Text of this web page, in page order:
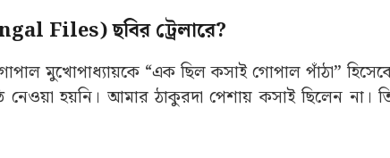
Files) ছবির ট্রেলারে?
মুখোপাধ্যায়কে “এক ছিল কসাই গোপাল পাঁঠা”
হয়নি। আমার ঠাকুরদা পেশায় কসাই ছিলেন না।